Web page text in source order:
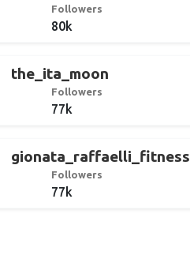
Followers
80k
the_ita_moon
Followers
77k
gionata_raffaelli_fitness
Followers
77k